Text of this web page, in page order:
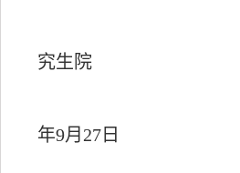
究生院
年9月27日